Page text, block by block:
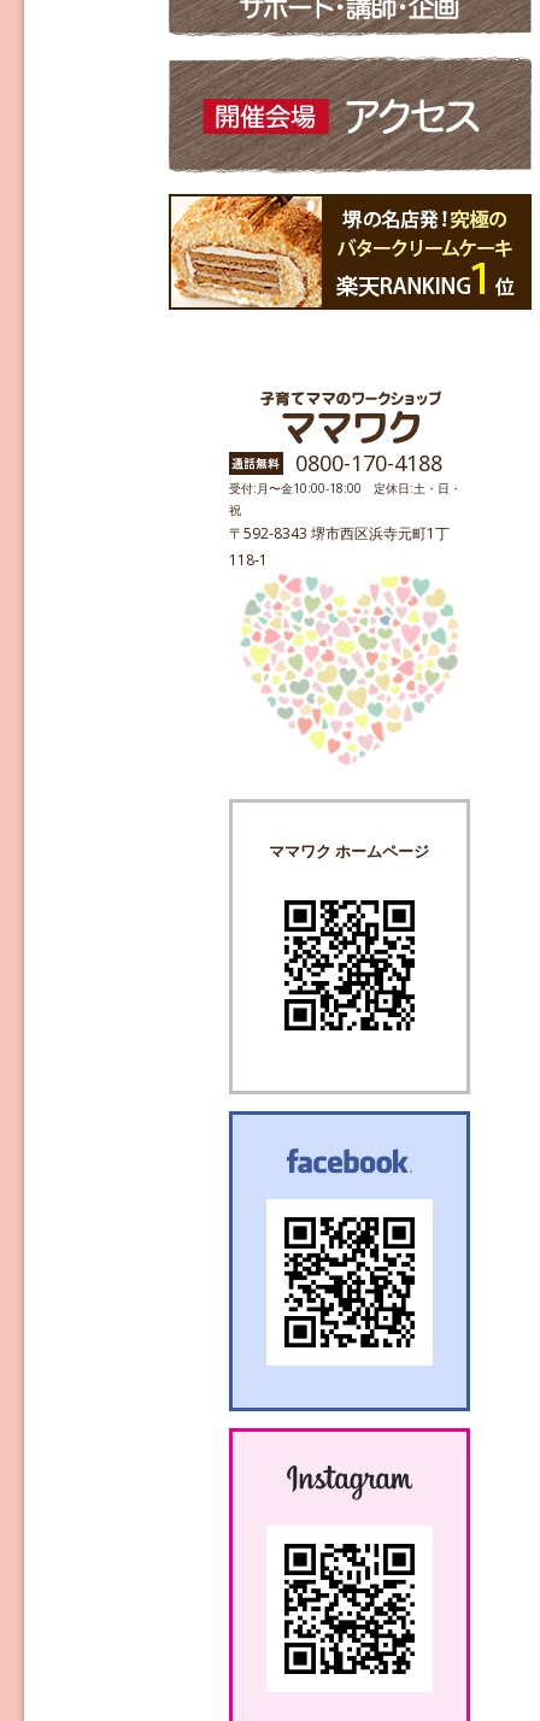
0800-170-4188
受付:月〜金10:00-18:00 定休日:土・日・
祝
〒592-8343 堺市西区浜寺元町1丁
118-1
ママワク ホームページ